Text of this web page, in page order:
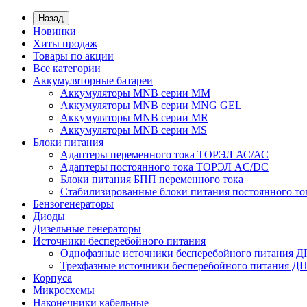
Назад
Новинки
Хиты продаж
Товары по акции
Все категории
Аккумуляторные батареи
Аккумуляторы MNB серии MM
Аккумуляторы MNB серии MNG GEL
Аккумуляторы MNB серии MR
Аккумуляторы MNB серии MS
Блоки питания
Адаптеры переменного тока ТОРЭЛ АС/АС
Адаптеры постоянного тока ТОРЭЛ AC/DC
Блоки питания БПП переменного тока
Стабилизированные блоки питания постоянного
Бензогенераторы
Диоды
Дизельные генераторы
Источники бесперебойного питания
Однофазные источники бесперебойного питания
Трехфазные источники бесперебойного питания
Корпуса
Микросхемы
Наконечники кабельные